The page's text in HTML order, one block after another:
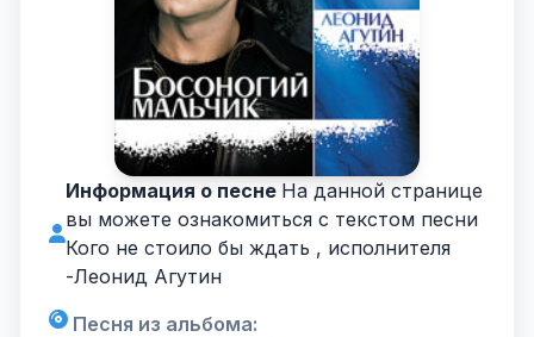
Информация о песне На данной странице
вы можете ознакомиться с текстом песни
Кого не стоило бы ждать , исполнителя
-Леонид Агутин
Песня из альбома: